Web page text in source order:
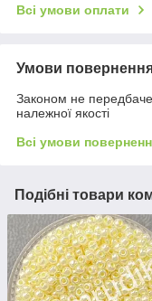
Всі умови оплати
Умови
Законом не
належної якості
Всі умови
Подібні товари